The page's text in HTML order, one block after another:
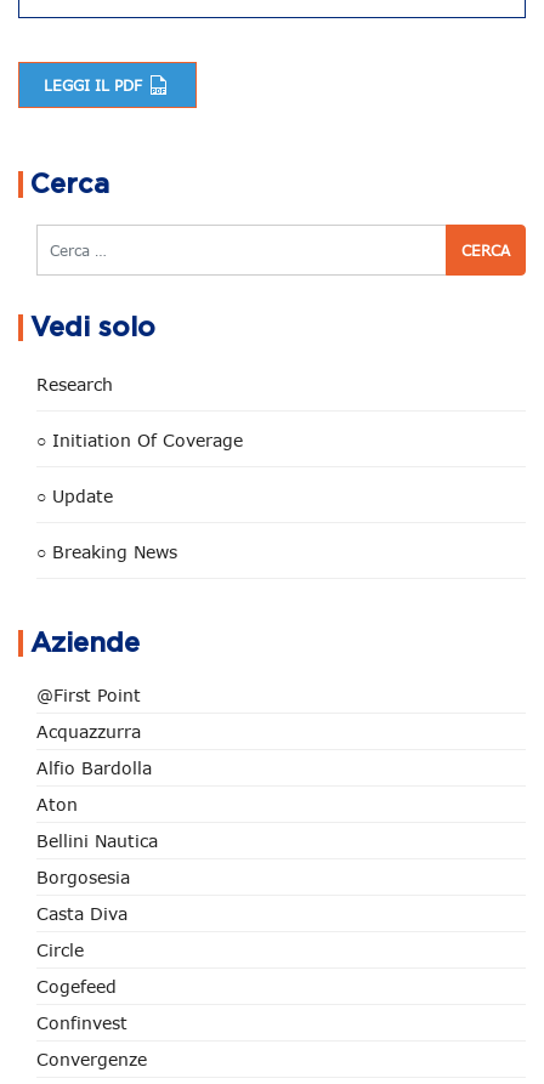
LEGGI IL PDF
Cerca
Cerca
Vedi solo
Research
○ Initiation Of Coverage
○ Update
○ Breaking News
Aziende
@First Point
Acquazzurra
Alfio Bardolla
Aton
Bellini Nautica
Borgosesia
Casta Diva
Circle
Cogefeed
Confinvest
Convergenze